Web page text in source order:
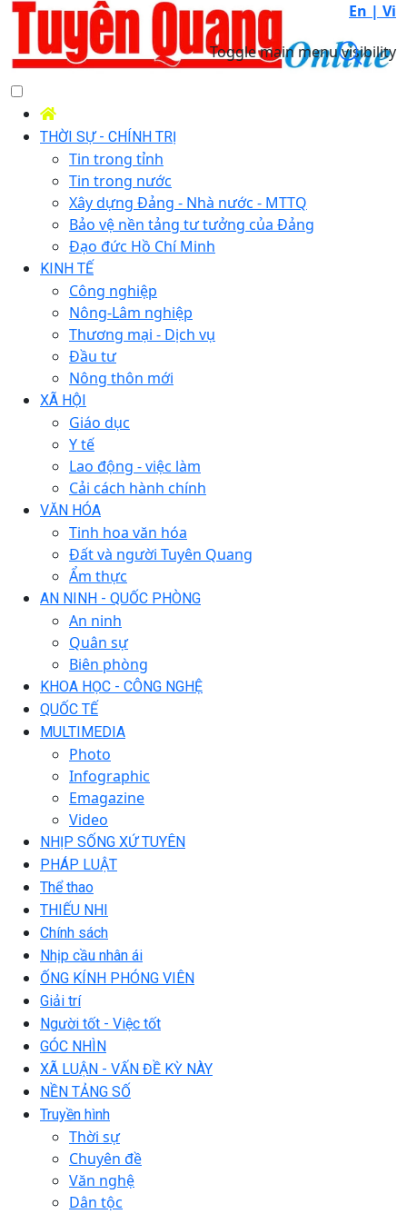
En | Vi
Toggle main menu visibility
THỜI SỰ - CHÍNH TRỊ
Tin trong tỉnh
Tin trong nước
Xây dựng Đảng - Nhà nước - MTTQ
Bảo vệ nền tảng tư tưởng của Đảng
Đạo đức Hồ Chí Minh
KINH TẾ
Công nghiệp
Nông-Lâm nghiệp
Thương mại - Dịch vụ
Đầu tư
Nông thôn mới
XÃ HỘI
Giáo dục
Y tế
Lao động - việc làm
Cải cách hành chính
VĂN HÓA
Tinh hoa văn hóa
Đất và người Tuyên Quang
Ẩm thực
AN NINH - QUỐC PHÒNG
An ninh
Quân sự
Biên phòng
KHOA HỌC - CÔNG NGHỆ
QUỐC TẾ
MULTIMEDIA
Photo
Infographic
Emagazine
Video
NHỊP SỐNG XỨ TUYÊN
PHÁP LUẬT
Thể thao
THIẾU NHI
Chính sách
Nhịp cầu nhân ái
ỐNG KÍNH PHÓNG VIÊN
Giải trí
Người tốt - Việc tốt
GÓC NHÌN
XÃ LUẬN - VẤN ĐỀ KỲ NÀY
NỀN TẢNG SỐ
Truyền hình
Thời sự
Chuyên đề
Văn nghệ
Dân tộc